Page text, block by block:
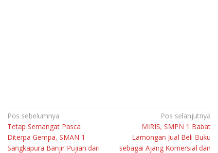
Navigasi
pos
Pos sebelumnya
Tetap Semangat Pasca
Diterpa Gempa, SMAN 1
Sangkapura Banjir Pujian dari
Pos selanjutnya
MIRIS, SMPN 1 Babat
Lamongan Jual Beli Buku
sebagai Ajang Komersial dan